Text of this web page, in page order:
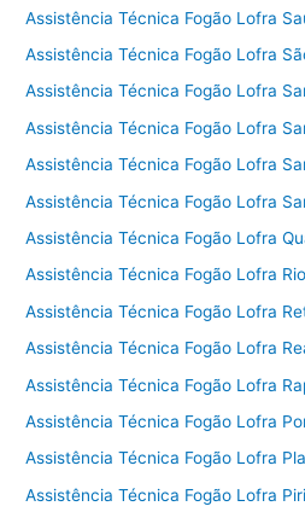
Assistência Técnica Fogão Lofra
Assistência Técnica Fogão Lofra
Assistência Técnica Fogão Lofra
Assistência Técnica Fogão Lofra
Assistência Técnica Fogão Lofra
Assistência Técnica Fogão Lofra
Assistência Técnica Fogão Lofra
Assistência Técnica Fogão Lofra
Assistência Técnica Fogão Lofra
Assistência Técnica Fogão Lofra
Assistência Técnica Fogão Lofra
Assistência Técnica Fogão Lofra
Assistência Técnica Fogão Lofra
Assistência Técnica Fogão Lofra